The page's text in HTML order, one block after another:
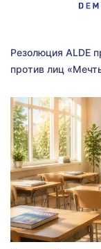
Резолюция ALDE
против лиц